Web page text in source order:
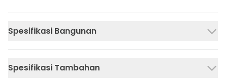
Spesifikasi Bangunan
Spesifikasi Tambahan